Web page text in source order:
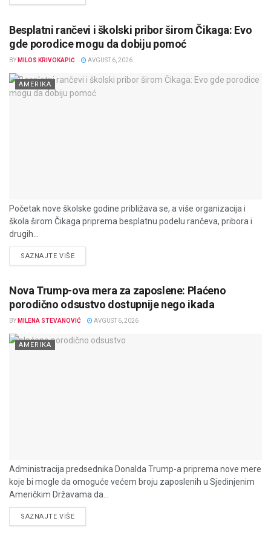
Besplatni rančevi i školski pribor širom Čikaga: Evo
gde porodice mogu da dobiju pomoć
BY MILOS KRIVOKAPIĆ AVGUST 6, 2026
AMERIKA
Početak nove školske godine približava se, a više organizacija i
škola širom Čikaga priprema besplatnu podelu rančeva, pribora i
drugih...
SAZNAJTE VIŠEDETAILS
Nova Trump-ova mera za zaposlene: Plaćeno
porodično odsustvo dostupnije nego ikada
BY MILENA STEVANOVIĆ AVGUST 6, 2026
AMERIKA
Administracija predsednika Donalda Trump-a priprema nove mere
koje bi mogle da omoguće većem broju zaposlenih u Sjedinjenim
Američkim Državama da...
SAZNAJTE VIŠEDETAILS